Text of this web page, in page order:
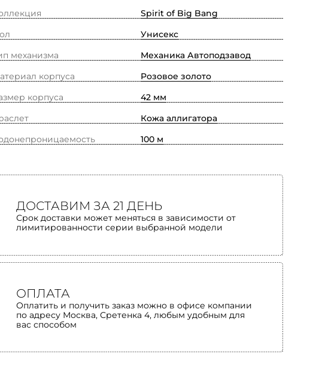
Spirit of Big Bang
Унисекс
механизма
Механика Автоподзавод
корпуса
Pозовое золото
корпуса
42 мм
Кожа аллигатора
100 м
ДОСТАВИМ ЗА 21 ДЕНЬ
Срок доставки может меняться в зависимости от
лимитированности серии выбранной модели
ОПЛАТА
Оплатить и получить заказ можно в офисе компании
по адресу Москва, Сретенка 4, любым удобным для
вас способом